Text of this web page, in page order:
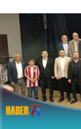
ALT
TV VE
SAĞLIK